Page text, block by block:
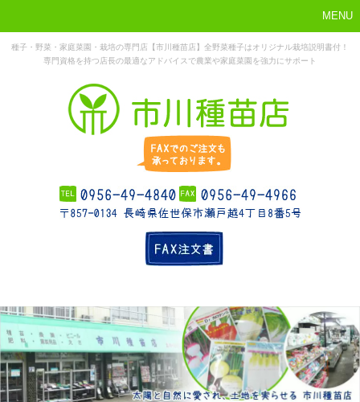
MENU
種子・野菜・家庭菜園・栽培の専門店【市川種苗店】全野菜種子はオリジナル栽培説明書付！
専門資格を持つ店長の最適なアドバイスで農業や家庭菜園を強力にサポート
ホーム
ら
お勧め商品 お知らせ 店舗概要